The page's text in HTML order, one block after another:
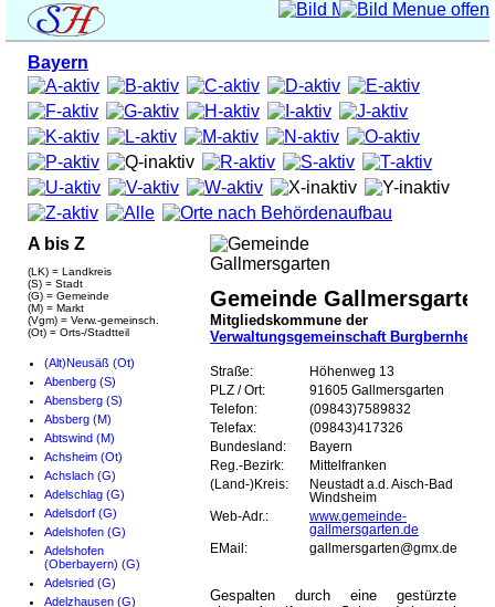
Bayern
A bis Z
(LK) = Landkreis
(S) = Stadt
(G) = Gemeinde
(M) = Markt
(Vgm) = Verw.-gemeinsch.
(Ot) = Orts-/Stadtteil
(Alt)Neusäß (Ot)
Abenberg (S)
Abensberg (S)
Absberg (M)
Abtswind (M)
Achsheim (Ot)
Achslach (G)
Adelschlag (G)
Adelsdorf (G)
Adelshofen (G)
Adelshofen
(Oberbayern) (G)
Adelsried (G)
Adelzhausen (G)
Gemeinde Gallmersgarten
Mitgliedskommune der
Verwaltungsgemeinschaft Burgbernheim
Straße:
Höhenweg 13
PLZ / Ort:
91605 Gallmersgarten
Telefon:
(09843)7589832
Telefax:
(09843)417326
Bundesland:
Bayern
Reg.-Bezirk:
Mittelfranken
(Land-)Kreis:
Neustadt a.d. Aisch-Bad
Windsheim
Web-Adr.:
www.gemeinde-
gallmersgarten.de
EMail:
gallmersgarten@gmx.de
Gespalten durch eine gestürzte